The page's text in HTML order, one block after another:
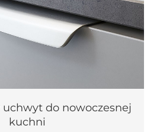
do nowoczesnej
kuchni